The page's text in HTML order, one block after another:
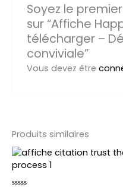
Soyez le
sur “Affiche
télécharger –
conviviale”
Vous devez être
Produits similaires